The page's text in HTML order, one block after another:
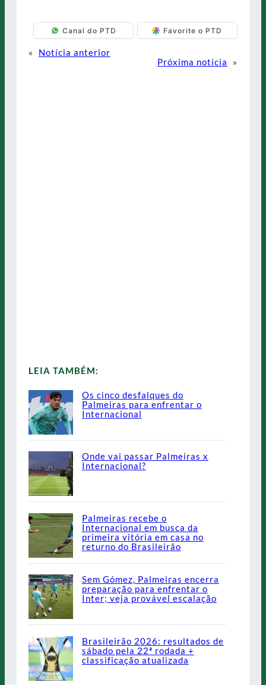
Canal do PTD Favorite o PTD
«
Notícia anterior
Próxima notícia
»
LEIA TAMBÉM:
Os cinco desfalques do
Palmeiras para enfrentar o
Internacional
Onde vai passar Palmeiras x
Internacional?
Palmeiras recebe o
Internacional em busca da
primeira vitória em casa no
returno do Brasileirão
Sem Gómez, Palmeiras encerra
preparação para enfrentar o
Inter; veja provável escalação
Brasileirão 2026: resultados de
sábado pela 22ª rodada +
classificação atualizada